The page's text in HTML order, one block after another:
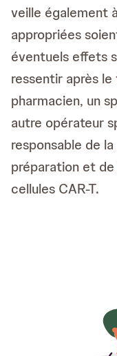
veille également
appropriées
éventuels effets
ressentir après
pharmacien, un
autre opérateur
responsable de
préparation et
cellules CAR-T.